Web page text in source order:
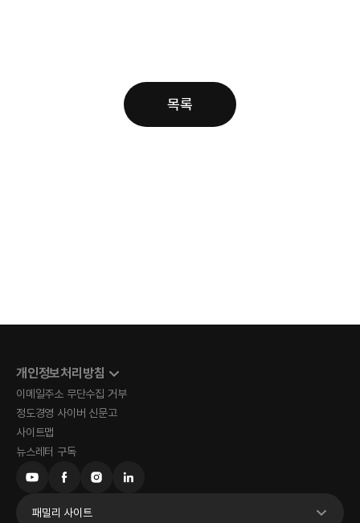
목록
개인정보처리방침
이메일주소 무단수집 거부
정도경영 사이버 신문고
사이트맵
뉴스레터 구독
패밀리 사이트